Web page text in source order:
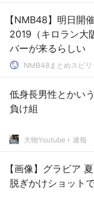
【NMB48】明日開
2019（キロラン大
バーが来るらしい
NMB48まとめスピリ
低身長男性とかい
負け組
大物Youtubeｒ速報
【画像】グラビア 夏目綾、圧倒的美バスト＆
脱ぎかけショット